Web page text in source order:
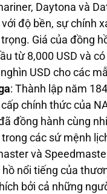
Daytona và
độ bền, sự chính
Giá của đồng
từ 8,000 USD và
USD cho các
: Thành lập năm
chính thức của
đồng hành cùng
các sứ mệnh
và
nổi tiếng của
bởi cả những